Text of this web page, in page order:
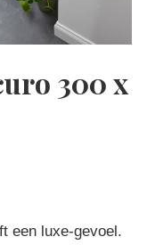
300 x
een luxe-gevoel.